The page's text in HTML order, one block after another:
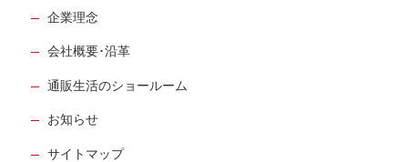
企業理念
会社概要･沿革
通販生活のショールーム
お知らせ
サイトマップ